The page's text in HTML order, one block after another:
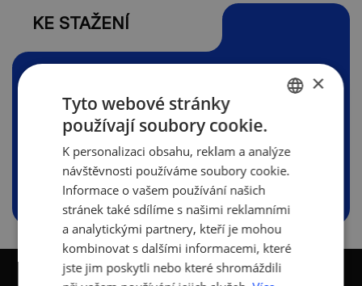
KE STAŽENÍ
MPO letak_prehled zmen od
1.7.2026.pdf
(858.75 KB)
ENGLISH
×
Tyto webové stránky
používají soubory cookie.
K personalizaci obsahu, reklam a analýze
návštěvnosti používáme soubory cookie.
Informace o vašem používání našich
stránek také sdílíme s našimi reklamními
a analytickými partnery, kteří je mohou
kombinovat s dalšími informacemi, které
jste jim poskytli nebo které shromáždili